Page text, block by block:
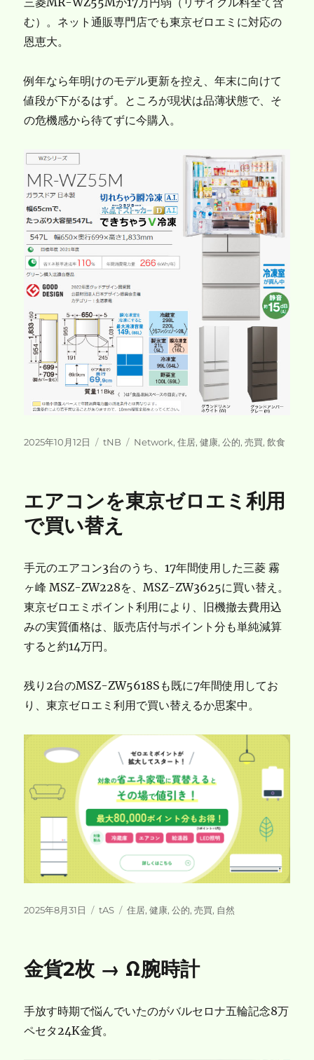
む）。ネット通販専門店でも東京ゼロエミに対応の
恩恵大。
例年なら年明けのモデル更新を控え、年末に向けて
値段が下がるはず。ところが現状は品薄状態で、そ
の危機感から待てずに今購入。
投
2025年10月12日
カ
ー
tNB
タ
Network,住居,健康,公的,売買,飲食
エアコンを東京ゼロエミ利用
で買い替え
手元のエアコン3台のうち、17年間使用した三菱 霧
ヶ峰 MSZ-ZW228を、MSZ-ZW3625に買い替え。
東京ゼロエミポイント利用により、旧機撤去費用込
みの実質価格は、販売店付与ポイント分も単純減算
すると約14万円。
残り2台のMSZ-ZW5618Sも既に7年間使用してお
り、東京ゼロエミ利用で買い替えるか思案中。
投
2025年8月31日
カ
ー
tAS
タ
住居,健康,公的,売買, 自然
金貨2枚 → Ω腕時計
手放す時期で悩んでいたのがバルセロナ五輪記念8万
ペセタ24K金貨。